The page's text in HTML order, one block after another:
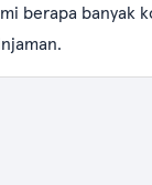
berapa banyak